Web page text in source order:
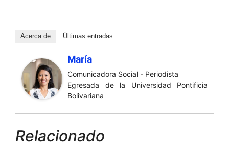
Acerca de Últimas entradas
María
Comunicadora Social - Periodista
Egresada de la Universidad Pontificia
Bolivariana
Relacionado